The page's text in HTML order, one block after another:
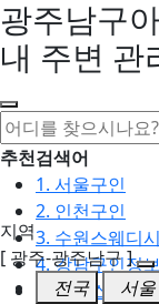
광주남구
내 주변 관
추천검색어
1. 서울구인
2. 인천구인
3. 수원스웨디
4. 강남구인정보
5. 동탄스웨디
지역
[ 광주-광주남구 ]
전국
서울